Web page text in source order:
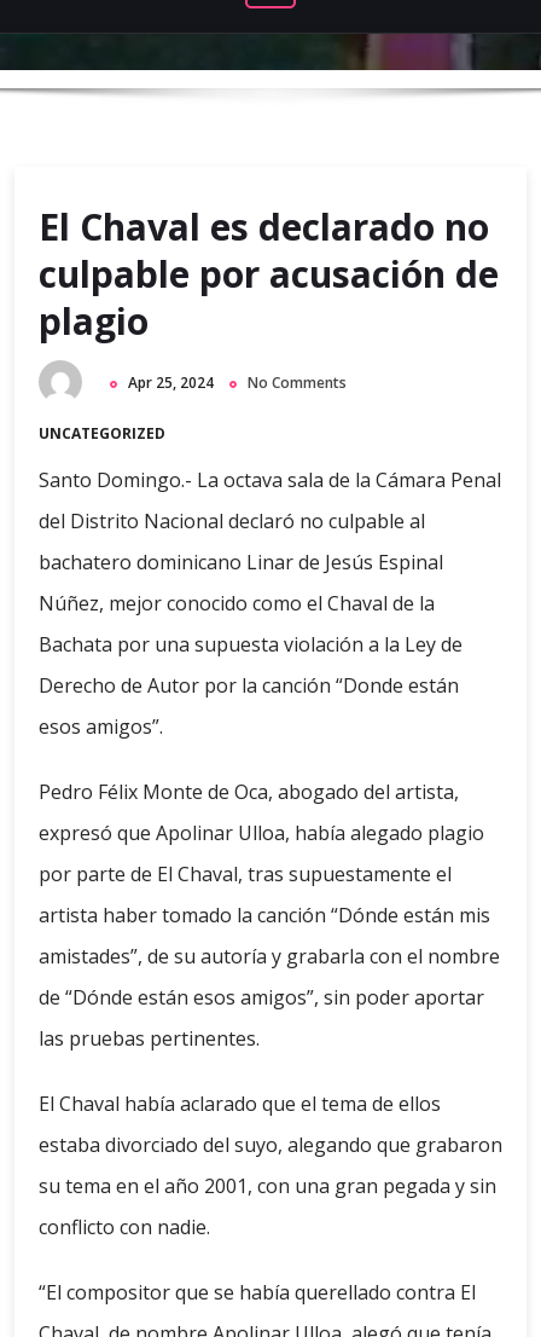
El Chaval es declarado no
culpable por acusación de
plagio
Apr 25, 2024 No Comments
UNCATEGORIZED
Santo Domingo.- La octava sala de la Cámara Penal
del Distrito Nacional declaró no culpable al
bachatero dominicano Linar de Jesús Espinal
Núñez, mejor conocido como el Chaval de la
Bachata por una supuesta violación a la Ley de
Derecho de Autor por la canción “Donde están
esos amigos”.
Pedro Félix Monte de Oca, abogado del artista,
expresó que Apolinar Ulloa, había alegado plagio
por parte de El Chaval, tras supuestamente el
artista haber tomado la canción “Dónde están mis
amistades”, de su autoría y grabarla con el nombre
de “Dónde están esos amigos”, sin poder aportar
las pruebas pertinentes.
El Chaval había aclarado que el tema de ellos
estaba divorciado del suyo, alegando que grabaron
su tema en el año 2001, con una gran pegada y sin
conflicto con nadie.
“El compositor que se había querellado contra El